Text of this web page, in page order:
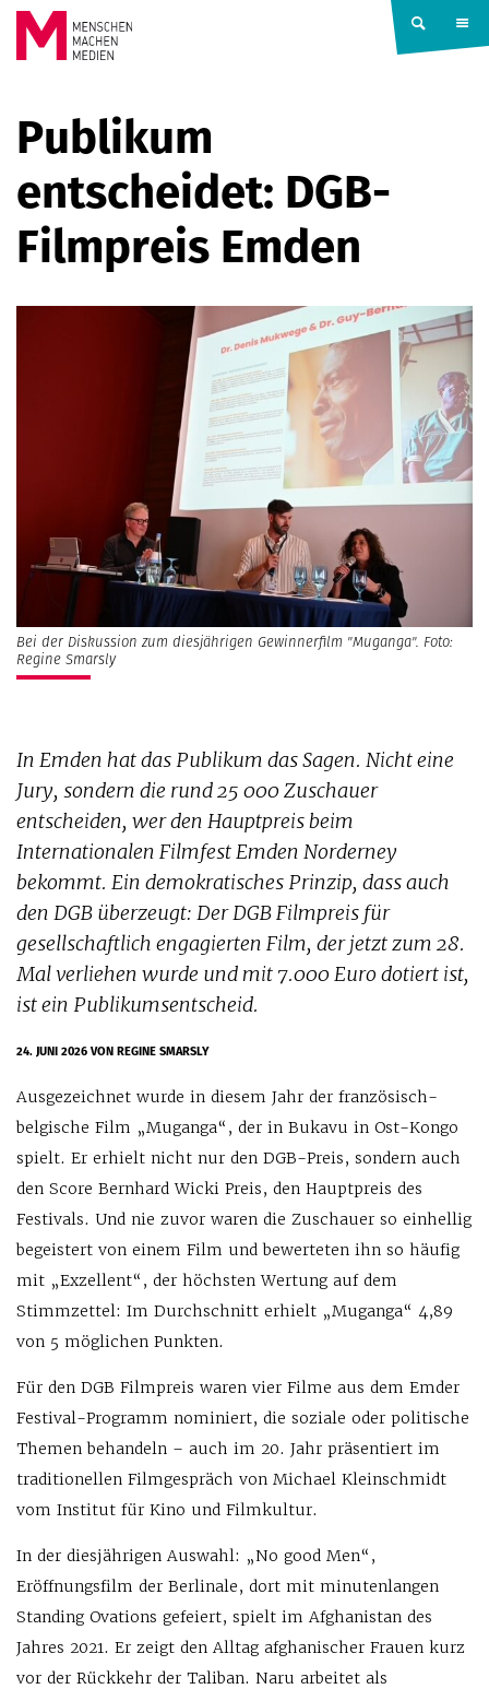
Springe zum Inhalt
MACHEN
MEDIEN
Publikum
entscheidet: DGB-
Filmpreis Emden
Bei der Diskussion zum diesjährigen Gewinnerfilm "Muganga". Foto:
Regine Smarsly
In Emden hat das Publikum das Sagen. Nicht eine
Jury, sondern die rund 25 000 Zuschauer
entscheiden, wer den Hauptpreis beim
Internationalen Filmfest Emden Norderney
bekommt. Ein demokratisches Prinzip, dass auch
den DGB überzeugt: Der DGB Filmpreis für
gesellschaftlich engagierten Film, der jetzt zum 28.
Mal verliehen wurde und mit 7.000 Euro dotiert ist,
ist ein Publikumsentscheid.
24. JUNI 2026VON REGINE SMARSLY
Ausgezeichnet wurde in diesem Jahr der französisch-
belgische Film „Muganga“, der in Bukavu in Ost-Kongo
spielt. Er erhielt nicht nur den DGB-Preis, sondern auch
den Score Bernhard Wicki Preis, den Hauptpreis des
Festivals. Und nie zuvor waren die Zuschauer so einhellig
begeistert von einem Film und bewerteten ihn so häufig
mit „Exzellent“, der höchsten Wertung auf dem
Stimmzettel: Im Durchschnitt erhielt „Muganga“ 4,89
von 5 möglichen Punkten.
Für den DGB Filmpreis waren vier Filme aus dem Emder
Festival-Programm nominiert, die soziale oder politische
Themen behandeln – auch im 20. Jahr präsentiert im
traditionellen Filmgespräch von Michael Kleinschmidt
vom Institut für Kino und Filmkultur.
In der diesjährigen Auswahl: „No good Men“,
Eröffnungsfilm der Berlinale, dort mit minutenlangen
Standing Ovations gefeiert, spielt im Afghanistan des
Jahres 2021. Er zeigt den Alltag afghanischer Frauen kurz
vor der Rückkehr der Taliban. Naru arbeitet als